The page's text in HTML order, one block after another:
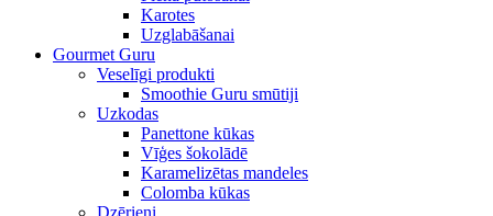
Karotes
Uzglabāšanai
Gourmet Guru
Veselīgi produkti
Smoothie Guru smūtiji
Uzkodas
Panettone kūkas
Vīģes šokolādē
Karamelizētas mandeles
Colomba kūkas
Dzērieni